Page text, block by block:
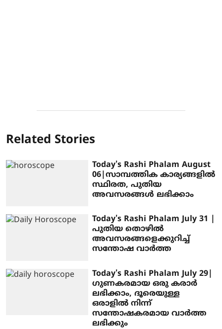
Related Stories
Today's Rashi Phalam August
06|സാമ്പത്തിക കാര്യങ്ങളിൽ
സ്ഥിരത, പുതിയ
അവസരങ്ങൾ ലഭിക്കാം
Today's Rashi Phalam July 31 |
പുതിയ തൊഴിൽ
അവസരങ്ങളെക്കുറിച്ച്
സന്തോഷ വാർത്ത
Today's Rashi Phalam July 29|
ഗുണകരമായ ഒരു കരാർ
ലഭിക്കാം, ദൂരെയുള്ള
ഒരാളിൽ നിന്ന്
സന്തോഷകരമായ വാർത്ത
ലഭിക്കും